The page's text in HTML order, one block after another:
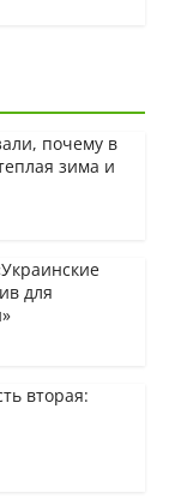
почему в
зима и
для
вторая: